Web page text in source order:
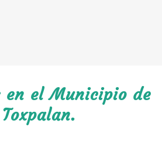
en el Municipio de